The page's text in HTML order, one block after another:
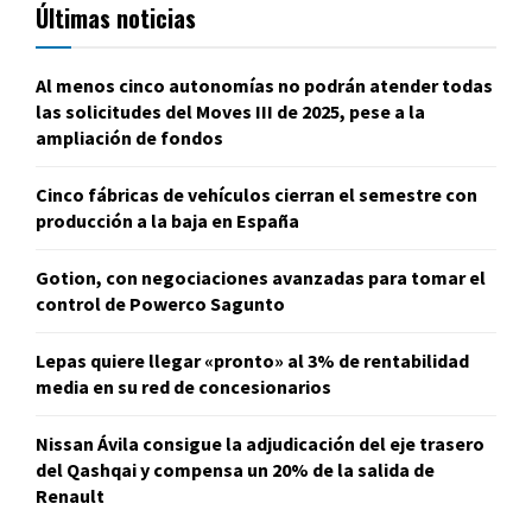
Últimas noticias
Al menos cinco autonomías no podrán atender todas
las solicitudes del Moves III de 2025, pese a la
ampliación de fondos
Cinco fábricas de vehículos cierran el semestre con
producción a la baja en España
Gotion, con negociaciones avanzadas para tomar el
control de Powerco Sagunto
Lepas quiere llegar «pronto» al 3% de rentabilidad
media en su red de concesionarios
Nissan Ávila consigue la adjudicación del eje trasero
del Qashqai y compensa un 20% de la salida de
Renault